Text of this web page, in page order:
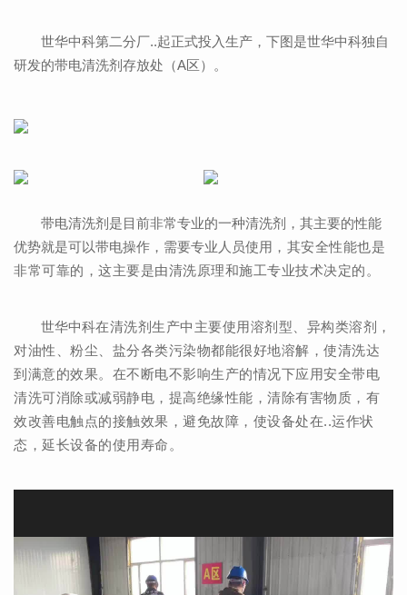
世华中科第二分厂..起正式投入生产，下图是世华中科独自
研发的带电清洗剂存放处（A区）。
带电清洗剂是目前非常专业的一种清洗剂，其主要的性能
优势就是可以带电操作，需要专业人员使用 ，其安全性能也是
非常可靠的，这主要是由清洗原理和施工专业技术决定的。
世华中科在清洗剂生产中主要使用溶剂型、异构类溶剂，
对油性、粉尘、盐分各类污染物都能很好地溶解 ，使清洗达
到满意的效果。在不断电不影响生产的情况下应用安全带电
清洗可消除或减弱静电，提高绝缘性能，清除有害物质，有
效改善电触点的接触效果，避免故障，使设备处在..运作状
态，延长设备的使用寿命。